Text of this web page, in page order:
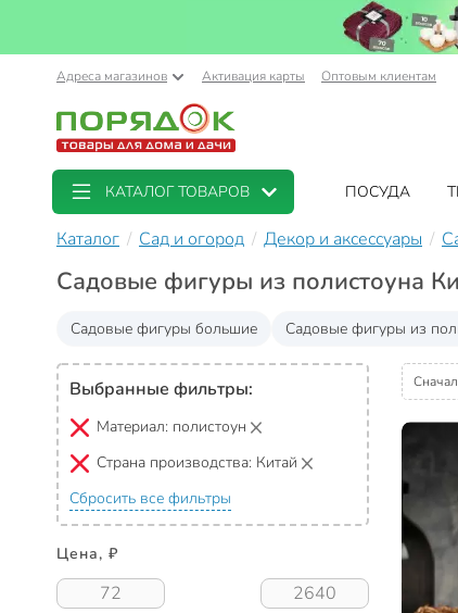
Адреса магазинов Активация карты Оптовым клиентам
КАТАЛОГ ТОВАРОВ ПОСУДА
Каталог Сад и огород Декор и аксессуары
Садовые фигуры из полистоуна
Садовые фигуры большие Садовые фигуры из
Выбранные фильтры:
Материал: полистоун
Страна производства: Китай
Сбросить все фильтры
Цена, ₽